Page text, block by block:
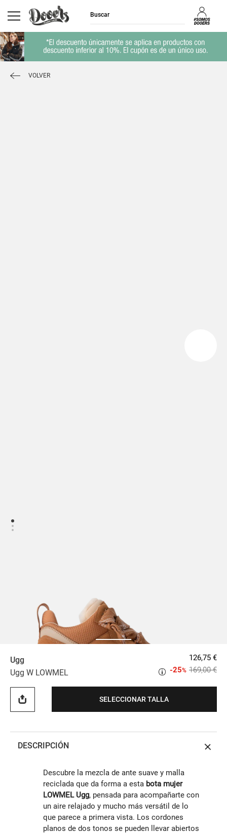
VOLVER
Ugg
Ugg W LOWMEL
126,75 €
169,00 €
-25%
SELECCIONAR TALLA
DESCRIPCIÓN
Descubre la mezcla de ante suave y malla
reciclada que da forma a esta bota mujer
LOWMEL Ugg, pensada para acompañarte con
un aire relajado y mucho más versátil de lo
que parece a primera vista. Los cordones
planos de dos tonos se pueden llevar abiertos